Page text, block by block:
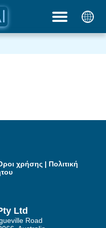
μας
χρήσης | Πολιτική
Ltd
Road